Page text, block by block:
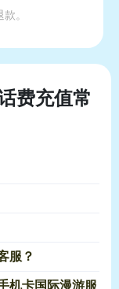
。
费充值常
服？
机卡国际漫游服